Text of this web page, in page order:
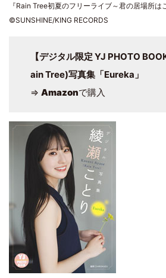
『Rain Tree初夏のフリーライブ～君の居場所は
©SUNSHINE/KING RECORDS
【デジタル限定 YJ PHOTO
ain Tree)写真集「Eureka」
⇒ Amazonで購入